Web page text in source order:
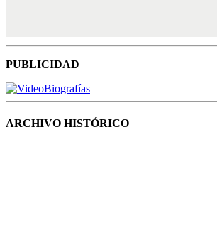
PUBLICIDAD
ARCHIVO HISTÓRICO